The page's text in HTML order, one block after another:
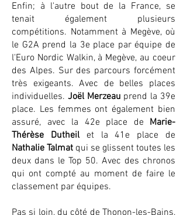
Enfin; à l'autre bout de la France, se
tenait également plusieurs
compétitions. Notamment à Megève, où
le G2A prend la 3e place par équipe de
l'Euro Nordic Walkin, à Megève, au coeur
des Alpes. Sur des parcours forcément
très exigeants. Avec de belles places
individuelles. Joël Merzeau prend la 39e
place. Les femmes ont également bien
assuré, avec la 42e place de Marie-
Thérèse Dutheil et la 41e place de
Nathalie Talmat qui se glissent toutes les
deux dans le Top 50. Avec des chronos
qui ont compté au moment de faire le
classement par équipes.
Pas si loin, du côté de Thonon-les-Bains,